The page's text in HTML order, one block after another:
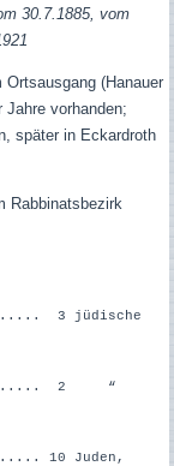
30.7.1885, vom
(Hanauer
Jahre vorhanden;
später in Eckardroth
Rabbinatsbezirk
3 jüdische
2 “
10 Juden,